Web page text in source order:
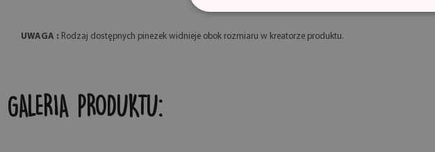
UWAGA : Rodzaj dostępnych pinezek widnieje obok rozmiaru w kreatorze produktu.
GALERIA PRODUKTU: